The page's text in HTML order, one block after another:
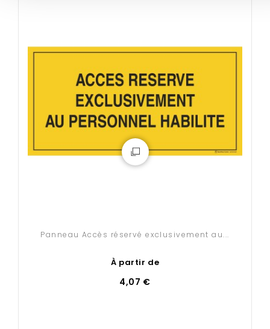
Panneau Accès réservé exclusivement au...
À partir de
4,07 €